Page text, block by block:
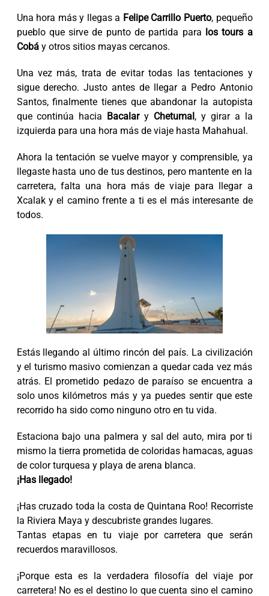
Una hora más y llegas a Felipe Carrillo Puerto, pequeño
pueblo que sirve de punto de partida para los tours a
Cobáy otros sitios mayas cercanos.
Una vez más, trata de evitar todas las tentaciones y
sigue derecho. Justo antes de llegar a Pedro Antonio
Santos, finalmente tienes que abandonar la autopista
que continúa hacia Bacalary Chetumal, y girar a la
izquierda para una hora más de viaje hasta Mahahual.
Ahora la tentación se vuelve mayor y comprensible, ya
llegaste hasta uno de tus destinos, pero mantente en la
carretera, falta una hora más de viaje para llegar a
Xcalak y el camino frente a ti es el más interesante de
todos.
Estás llegando al último rincón del país. La civilización
y el turismo masivo comienzan a quedar cada vez más
atrás. El prometido pedazo de paraíso se encuentra a
solo unos kilómetros más y ya puedes sentir que este
recorrido ha sido como ninguno otro en tu vida.
Estaciona bajo una palmera y sal del auto, mira por ti
mismo la tierra prometida de coloridas hamacas, aguas
de color turquesa y playa de arena blanca.
¡Has llegado!
¡Has cruzado toda la costa de Quintana Roo! Recorriste
la Riviera Maya y descubriste grandes lugares.
Tantas etapas en tu viaje por carretera que serán
recuerdos maravillosos.
¡Porque esta es la verdadera filosofía del viaje por
carretera! No es el destino lo que cuenta sino el camino